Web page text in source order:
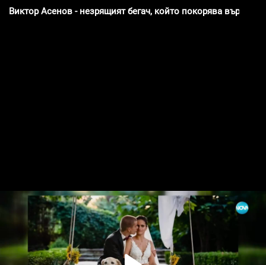
Виктор Асенов - незрящият бегач, който покорява върхове